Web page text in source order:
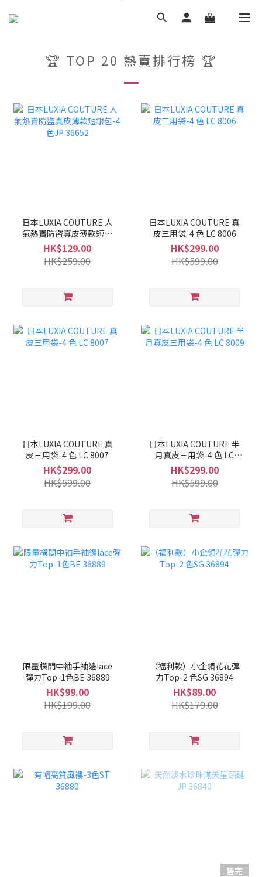
🏆 TOP 20 熱賣排行榜 🏆
日本LUXIA COUTURE 人
氣熱賣防盜真皮薄款短銀
包-4色JP 36652
HK$129.00
HK$259.00
日本LUXIA COUTURE 真
皮三用袋-4 色 LC 8006
HK$299.00
HK$599.00
日本LUXIA COUTURE 真
皮三用袋-4 色 LC 8007
HK$299.00
HK$599.00
日本LUXIA COUTURE 半
月真皮三用袋-4 色 LC
8009
HK$299.00
HK$599.00
限量橫間中袖手袖邊lace
彈力Top-1色BE 36889
HK$99.00
HK$199.00
（福利款）小企領花花彈
力Top-2 色SG 36894
HK$89.00
HK$179.00
售完